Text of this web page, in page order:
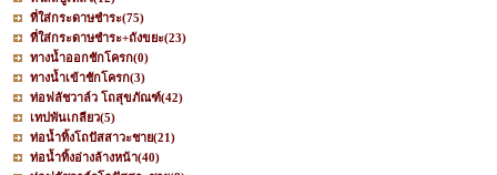
ที่ใส่กระดาษชำระ(75)
ที่ใส่กระดาษชำระ+ถังขยะ(23)
ทางน้ำออกชักโครก(0)
ทางน้ำเข้าชักโครก(3)
ท่อฟลัชวาล์ว โถสุขภัณฑ์(42)
เทปพันเกลียว(5)
ท่อน้ำทิ้งโถปัสสาวะชาย(21)
ท่อน้ำทิ้งอ่างล้างหน้า(40)